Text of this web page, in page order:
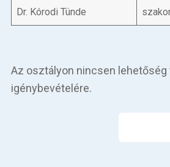
Dr. Kórodi Tünde
Az osztályon nincsen
igénybevételére.